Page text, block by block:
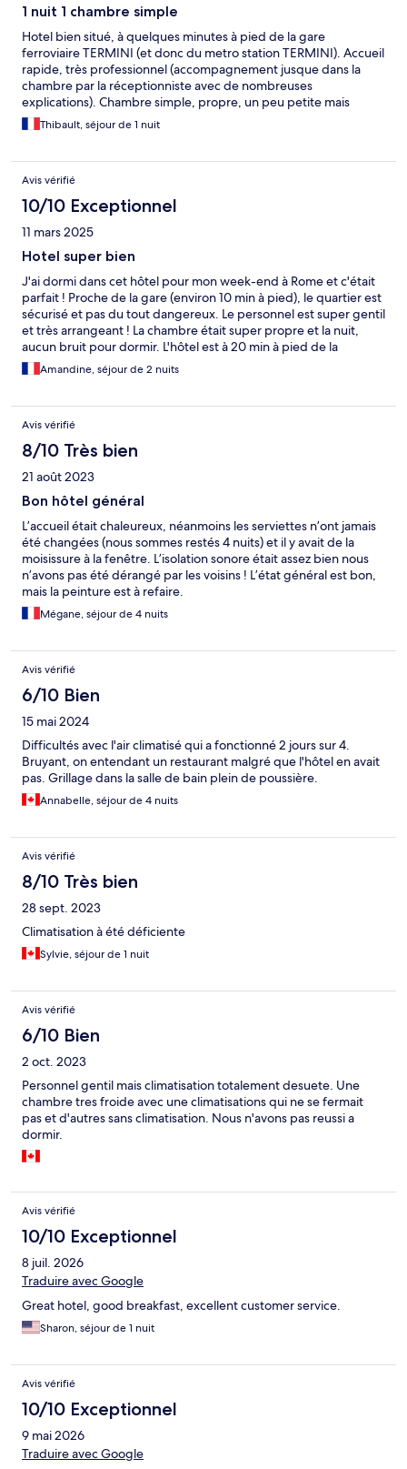
1 nuit 1 chambre simple
Hotel bien situé, à quelques minutes à pied de la gare
ferroviaire TERMINI (et donc du metro station TERMINI). Accueil
rapide, très professionnel (accompagnement jusque dans la
chambre par la réceptionniste avec de nombreuses
explications). Chambre simple, propre, un peu petite mais
fonctionnelle et bien agencée (petit minibar avec eau offerte).
Literie confortable, wifi fonctionnel et gratuit. Pas de petit
les alentours. Quartier animé, sécure, proches des principales
attractions touristiques (Colisée, Forum…) Très bon rapport
qualité/prix.
Thibault, séjour de 1 nuit
Avis vérifié
10/10 Exceptionnel
11 mars 2025
Hotel super bien
J'ai dormi dans cet hôtel pour mon week-end à Rome et c'était
parfait ! Proche de la gare (environ 10 min à pied), le quartier est
sécurisé et pas du tout dangereux. Le personnel est super gentil
et très arrangeant ! La chambre était super propre et la nuit,
aucun bruit pour dormir. L'hôtel est à 20 min à pied de la
fontaine de trevi. Nous avons pu laisser nos bagages en sécurité
pour notre dernier jour dans une pièce de l'hôtel sans payer, et
journée sans souci et sans galère de bagage. Ils donnent aussi
un plan de la ville de Rome super bien détaillé avec toutes les
informations importantes à savoir sur cette magnifique ville.
Amandine, séjour de 2 nuits
Avis vérifié
8/10 Très bien
21 août 2023
Bon hôtel général
L’accueil était chaleureux, néanmoins les serviettes n’ont jamais
été changées (nous sommes restés 4 nuits) et il y avait de la
moisissure à la fenêtre. L’isolation sonore était assez bien nous
n’avons pas été dérangé par les voisins ! L’état général est bon,
mais la peinture est à refaire.
Mégane, séjour de 4 nuits
Avis vérifié
6/10 Bien
15 mai 2024
Difficultés avec l'air climatisé qui a fonctionné 2 jours sur 4.
Bruyant, on entendant un restaurant malgré que l'hôtel en avait
pas. Grillage dans la salle de bain plein de poussière.
Annabelle, séjour de 4 nuits
Avis vérifié
8/10 Très bien
28 sept. 2023
Climatisation à été déficiente
Sylvie, séjour de 1 nuit
Avis vérifié
6/10 Bien
2 oct. 2023
Personnel gentil mais climatisation totalement desuete. Une
chambre tres froide avec une climatisations qui ne se fermait
pas et d'autres sans climatisation. Nous n'avons pas reussi a
dormir.
Avis vérifié
10/10 Exceptionnel
8 juil. 2026
Traduire avec Google
Great hotel, good breakfast, excellent customer service.
Sharon, séjour de 1 nuit
Avis vérifié
10/10 Exceptionnel
9 mai 2026
Traduire avec Google